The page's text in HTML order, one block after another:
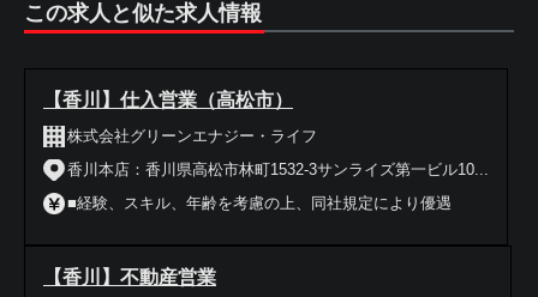
この求人と似た求人情報
【香川】仕入営業（高松市）
株式会社グリーンエナジー・ライフ
香川本店：香川県高松市林町1532-3サンライズ第一ビル10...
■経験、スキル、年齢を考慮の上、同社規定により優遇
【香川】不動産営業